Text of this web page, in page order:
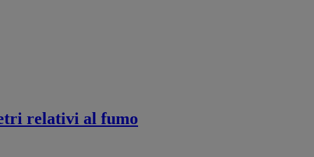
relativi al fumo